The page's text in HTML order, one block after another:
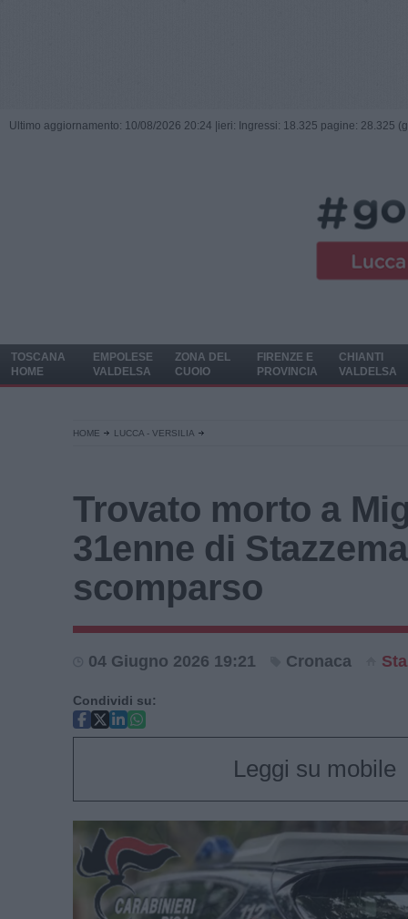
Ultimo aggiornamento: 10/08/2026 20:24 | ieri: Ingressi: 18.325 pagine: 28.325
TOSCANA
HOME
EMPOLESE
VALDELSA
ZONA DEL
CUOIO
FIRENZE E
PROVINCIA
CHIANTI
VALDELSA
HOME LUCCA - VERSILIA
Trovato morto a
31enne di Stazzema
scomparso
04 Giugno 2026 19:21 Cronaca
Condividi su:
Leggi su mobile